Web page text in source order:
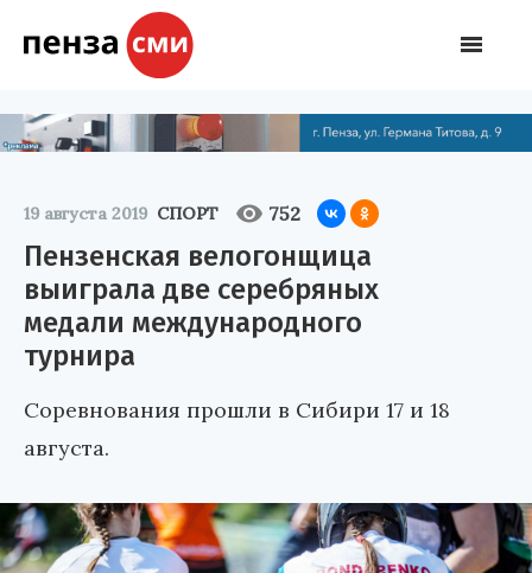
19 августа 2019 СПОРТ 752
Пензенская велогонщица
выиграла две серебряных
медали международного
турнира
Соревнования прошли в Сибири 17 и 18
августа.